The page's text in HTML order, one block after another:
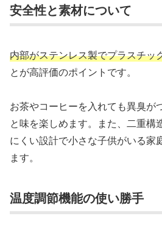
安全性と素材について
内部がステンレス製でプラスチッ
とが高評価のポイントです。
お茶やコーヒーを入れても異臭が
と味を楽しめます。また、二重構
にくい設計で小さな子供がいる家
ます。
温度調節機能の使い勝手